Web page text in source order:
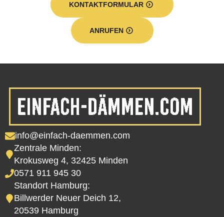
KONTAKTFORMULAR
ANRUFEN
info@einfach-daemmen.com
Zentrale Minden:
Krokusweg 4, 32425 Minden
0571 911 945 30
Standort Hamburg:
Billwerder Neuer Deich 12,
20539 Hamburg